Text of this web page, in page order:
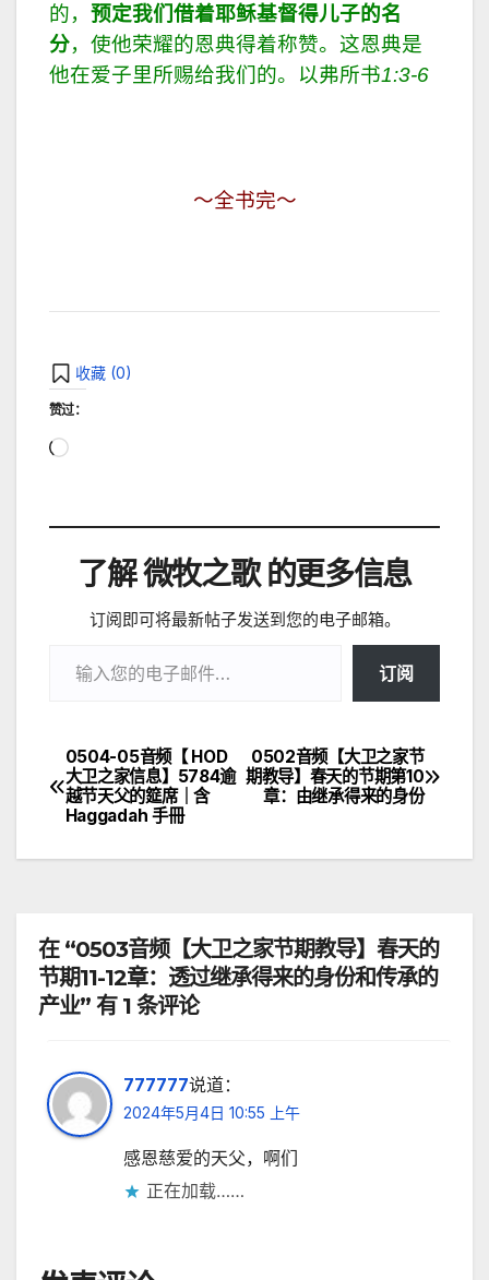
的， 预定我们借着耶稣基督得儿子的名
分，使他荣耀的恩典得着称赞。这恩典是
他在爱子里所赐给我们的。以弗所书1:3-6
～全书完～
收藏 (0)
赞过：
正
载…
了解 微牧之歌 的更多信息
订阅即可将最新帖子发送到您的电子邮箱。
订阅
文
章
导
0502音频【大卫之家节
期教导】春天的节期第10
章：由继承得来的身份
0504-05音频【 HOD
大卫之家信息】5784逾
越节天父的筵席｜含
Haggadah 手冊
在 “0503音频【大卫之家节期教导】春天的
节期11-12章：透过继承得来的身份和传承的
产业” 有 1 条评论
777777说道：
2024年5月4日 10:55 上午
感恩慈爱的天父，啊们
正在加载……